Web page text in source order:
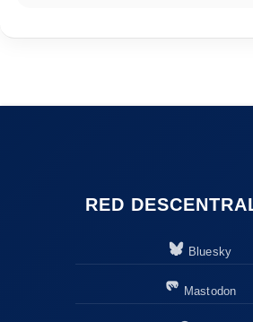
RED
Bluesky
Mastodon